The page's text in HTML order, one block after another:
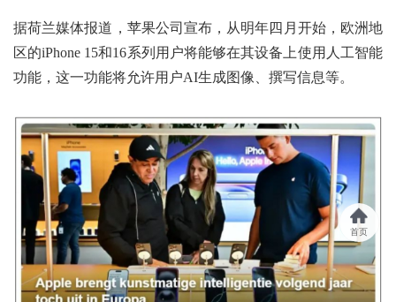
据荷兰媒体报道，苹果公司宣布，从明年四月开始，欧洲地
区的iPhone 15和16系列用户将能够在其设备上使用人工智能
功能，这一功能将允许用户AI生成图像、撰写信息等。
首页